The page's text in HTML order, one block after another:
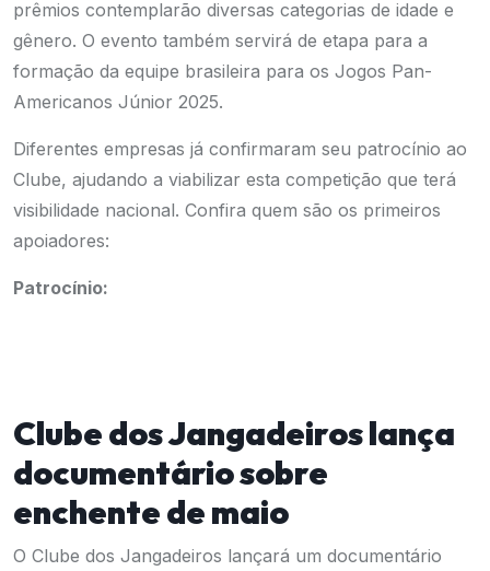
prêmios contemplarão diversas categorias de idade e
gênero. O evento também servirá de etapa para a
formação da equipe brasileira para os Jogos Pan-
Americanos Júnior 2025.
Diferentes empresas já confirmaram seu patrocínio ao
Clube, ajudando a viabilizar esta competição que terá
visibilidade nacional. Confira quem são os primeiros
apoiadores:
Patrocínio:
Clube dos Jangadeiros lança
documentário sobre
enchente de maio
O Clube dos Jangadeiros lançará um documentário